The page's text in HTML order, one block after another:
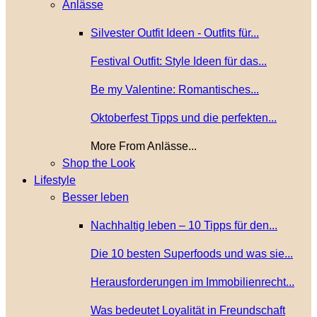
Anlässe
Silvester Outfit Ideen - Outfits für...
Festival Outfit: Style Ideen für das...
Be my Valentine: Romantisches...
Oktoberfest Tipps und die perfekten...
More From Anlässe...
Shop the Look
Lifestyle
Besser leben
Nachhaltig leben – 10 Tipps für den...
Die 10 besten Superfoods und was sie...
Herausforderungen im Immobilienrecht...
Was bedeutet Loyalität in Freundschaft